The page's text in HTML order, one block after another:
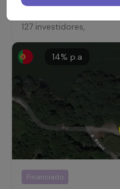
127 investidores,
14% p.a
Financiado